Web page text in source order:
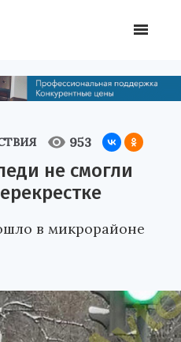
953
не смогли
в микрорайоне